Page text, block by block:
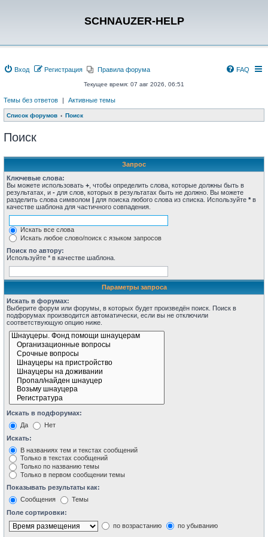
SCHNAUZER-HELP
Вход Регистрация Правила форума FAQ
Текущее время: 07 авг 2026, 06:51
Темы без ответов | Активные темы
Список форумов Поиск
Поиск
Запрос
Ключевые слова:
Вы можете использовать + , чтобы определить слова, которые должны быть в
результатах, и - для слов, которых в результатах быть не должно. Вы можете
разделить слова символом | для поиска любого слова из списка. Используйте * в
качестве шаблона для частичного совпадения.
Искать все слова
Искать любое слово/поиск с языком запросов
Поиск по автору:
Используйте * в качестве шаблона.
Параметры запроса
Искать в форумах:
Выберите форум или форумы, в которых будет произведён поиск. Поиск в
подфорумах производится автоматически, если вы не отключили
соответствующую опцию ниже.
Искать в подфорумах:
Да
Нет
Искать:
В названиях тем и текстах сообщений
Только в текстах сообщений
Только по названию темы
Только в первом сообщении темы
Показывать результаты как:
Сообщения
Темы
Поле сортировки:
по возрастанию
по убыванию